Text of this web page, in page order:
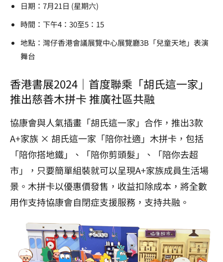
日期：7月21日 (星期六)
時間：下午4：30至5：15
地點：灣仔香港會議展覽中心展覽廳3B「兒童天地」表演
舞台
香港書展2024｜首度聯乘「胡氏這一家」
推出慈善木拼卡 推廣社區共融
協康會與人氣插畫「胡氏這一家」合作，推出3款
A+家族 × 胡氏這一家「陪你社適」木拼卡，包括
「陪你搭地鐵」、「陪你剪頭髮」、「陪你去超
市」，只要簡單組裝就可以呈現A+家族成員生活場
景。木拼卡以優惠價發售，收益扣除成本，將全數
用作支持協康會自閉症支援服務，支持共融。